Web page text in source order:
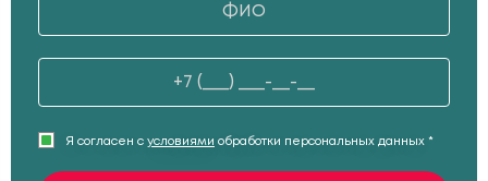
Я согласен с условиями обработки персональных данных *